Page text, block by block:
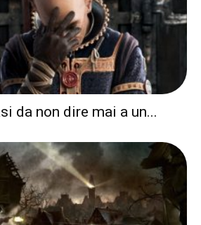
da non dire mai a un...